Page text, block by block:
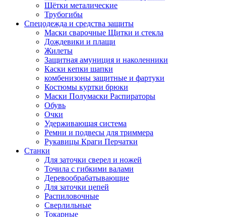
Щётки металические
Трубогибы
Спецодежда и средства защиты
Маски сварочные Щитки и стекла
Дождевики и плащи
Жилеты
Защитная амуниция и наколенники
Каски кепки шапки
комбенизоны защитные и фартуки
Костюмы куртки брюки
Маски Полумаски Распираторы
Обувь
Очки
Удерживающая система
Ремни и подвесы для триммера
Рукавицы Краги Перчатки
Станки
Для заточки сверел и ножей
Точила с гибкими валами
Деревообрабатывающие
Для заточки цепей
Распиловочные
Сверлильные
Токарные